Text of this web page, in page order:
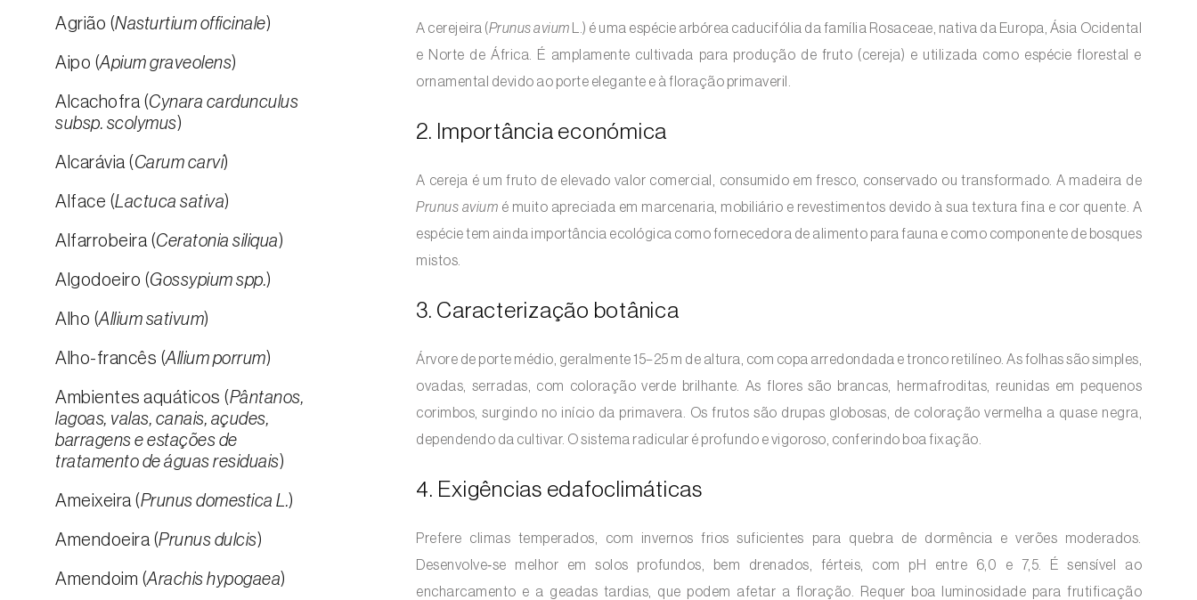
Agrião (Nasturtium officinale)
Aipo (Apium graveolens)
Alcachofra (Cynara cardunculus
subsp. scolymus)
Alcarávia (Carum carvi)
Alface (Lactuca sativa)
Alfarrobeira (Ceratonia siliqua)
Algodoeiro (Gossypium spp.)
Alho (Allium sativum)
Alho-francês (Allium porrum)
Ambientes aquáticos (Pântanos,
lagoas, valas, canais, açudes,
barragens e estações de
tratamento de águas residuais)
Ameixeira (Prunus domestica L.)
Amendoeira (Prunus dulcis)
Amendoim (Arachis hypogaea)
A cerejeira (Prunus avium L.) é uma espécie arbórea caducifólia da família Rosaceae, nativa da Europa, Ásia Ocidental
e Norte de África. É amplamente cultivada para produção de fruto (cereja) e utilizada como espécie florestal e
ornamental devido ao porte elegante e à floração primaveril.
2. Importância económica
A cereja é um fruto de elevado valor comercial, consumido em fresco, conservado ou transformado. A madeira de
Prunus avium é muito apreciada em marcenaria, mobiliário e revestimentos devido à sua textura fina e cor quente. A
espécie tem ainda importância ecológica como fornecedora de alimento para fauna e como componente de bosques
mistos.
3. Caracterização botânica
Árvore de porte médio, geralmente 15–25 m de altura, com copa arredondada e tronco retilíneo. As folhas são simples,
ovadas, serradas, com coloração verde brilhante. As flores são brancas, hermafroditas, reunidas em pequenos
corimbos, surgindo no início da primavera. Os frutos são drupas globosas, de coloração vermelha a quase negra,
dependendo da cultivar. O sistema radicular é profundo e vigoroso, conferindo boa fixação.
4. Exigências edafoclimáticas
Prefere climas temperados, com invernos frios suficientes para quebra de dormência e verões moderados.
Desenvolve‑se melhor em solos profundos, bem drenados, férteis, com pH entre 6,0 e 7,5. É sensível ao
encharcamento e a geadas tardias, que podem afetar a floração. Requer boa luminosidade para frutificação